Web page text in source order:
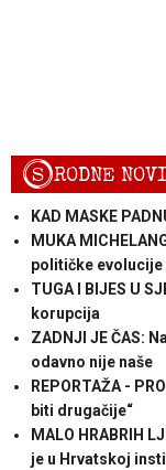
SRODNE
KAD MASKE
MUKA
političke
TUGA I BIJES U
korupcija
ZADNJI JE ČAS:
odavno nije naše
REPORTAŽA -
biti drugačije“
MALO HRABRIH
je u Hrvatskoj